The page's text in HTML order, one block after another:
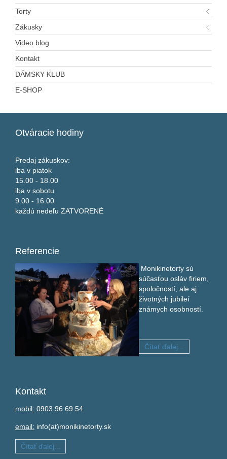
Torty
Zákusky
Video blog
Kontakt
DÁMSKY KLUB
E-SHOP
Otváracie hodiny
Predaj zákuskov:
iba v piatok
15.00 - 18.00
iba v sobotu
9.00 - 16.00
každú nedeľu ZATVORENÉ
Referencie
Monikinetorty sú
súčasťou osláv firiem,
spoločností, ale aj
životných jubileí
známych osobností.
Čítať ďalej...
Kontakt
mobil: 0903 96 69 54
email: info(at)monikinetorty.sk
Čítať ďalej...